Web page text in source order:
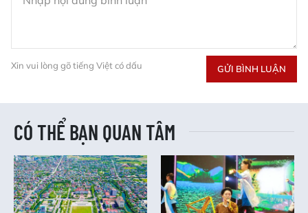
Xin vui lòng gõ tiếng Việt có dấu GỬI BÌNH LUẬN
CÓ THỂ BẠN QUAN TÂM